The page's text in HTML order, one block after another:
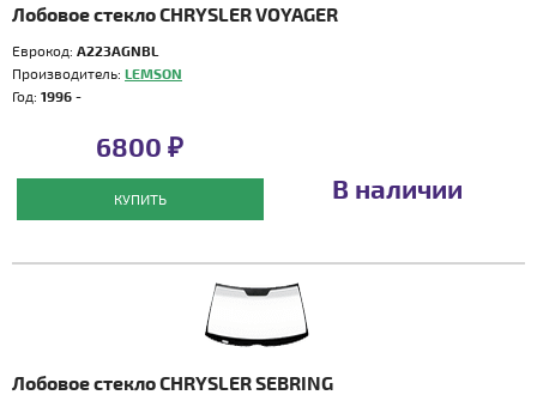
Лобовое стекло CHRYSLER VOYAGER
Еврокод: A223AGNBL
Производитель: LEMSON
Год: 1996 -
6800 ₽
КУПИТЬ В наличии
Лобовое стекло CHRYSLER SEBRING